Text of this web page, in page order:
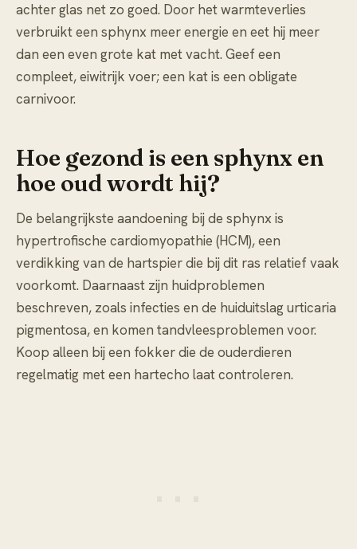
achter glas net zo goed. Door het warmteverlies
verbruikt een sphynx meer energie en eet hij meer
dan een even grote kat met vacht. Geef een
compleet, eiwitrijk voer; een kat is een obligate
carnivoor.
Hoe gezond is een sphynx en
hoe oud wordt hij?
De belangrijkste aandoening bij de sphynx is
hypertrofische cardiomyopathie (HCM), een
verdikking van de hartspier die bij dit ras relatief vaak
voorkomt. Daarnaast zijn huidproblemen
beschreven, zoals infecties en de huiduitslag urticaria
pigmentosa, en komen tandvleesproblemen voor.
Koop alleen bij een fokker die de ouderdieren
regelmatig met een hartecho laat controleren.